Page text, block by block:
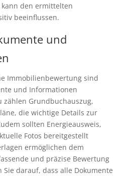
den ermittelten
beeinflussen.
und
Immobilienbewertung sind
und Informationen
zählen Grundbuchauszug,
die wichtige Details zur
sollten Energieausweis,
Fotos bereitgestellt
ermöglichen dem
und präzise Bewertung
Sie darauf, dass alle Dokumente